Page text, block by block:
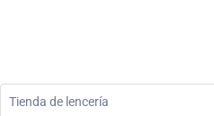
Tienda de lencería